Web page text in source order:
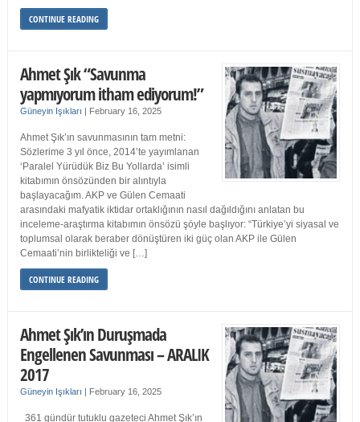
CONTINUE READING
Ahmet Şık “Savunma
yapmıyorum itham ediyorum!”
Güneyin Işıkları | February 16, 2025
Ahmet Şık’ın savunmasının tam metni:
Sözlerime 3 yıl önce, 2014’te yayımlanan
‘Paralel Yürüdük Biz Bu Yollarda’ isimli
kitabımın önsözünden bir alıntıyla
başlayacağım. AKP ve Gülen Cemaati
arasındaki mafyatik iktidar ortaklığının nasıl dağıldığını anlatan bu
inceleme-araştırma kitabımın önsözü şöyle başlıyor: “Türkiye’yi siyasal ve
toplumsal olarak beraber dönüştüren iki güç olan AKP ile Gülen
Cemaati’nin birlikteliği ve […]
CONTINUE READING
Ahmet Şık’ın Duruşmada
Engellenen Savunması – ARALIK
2017
Güneyin Işıkları | February 16, 2025
361 gündür tutuklu gazeteci Ahmet Şık’ın